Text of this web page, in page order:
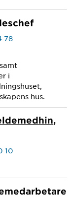
78
i
hus.
,
10